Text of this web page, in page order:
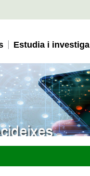
Estudia i investiga